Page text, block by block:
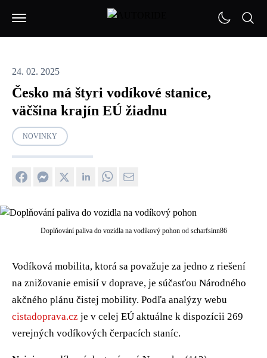
24. 02. 2025
Česko má štyri vodíkové stanice,
väčšina krajín EÚ žiadnu
NOVINKY
Doplňování paliva do vozidla na vodíkový pohon od scharfsinn86
Vodíková mobilita, ktorá sa považuje za jedno z riešení
na znižovanie emisií v doprave, je súčasťou Národného
akčného plánu čistej mobility. Podľa analýzy webu
cistadoprava.cz je v celej EÚ aktuálne k dispozícii 269
verejných vodíkových čerpacích staníc.